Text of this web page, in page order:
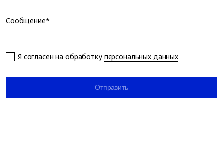
Сообщение*
Я согласен на обработку персональных данных
Отправить